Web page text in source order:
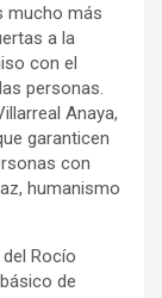
mucho más
a la
con el
personas.
Anaya,
garanticen
con
humanismo
Rocío
de